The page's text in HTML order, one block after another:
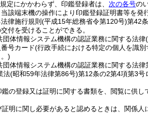
定にかかわらず、印鑑登録者は、 次の各号の
該端末機の操作により印鑑登録証明書等を発
律施行規則 (平成15年総務省令第120号)第42
付を受けることができる。
団体情報システム機構の認証業務に関する法律
号カード(行政手続における特定の個人を識
)
団体情報システム機構の認証業務に関する法
法(昭和59年法律第86号)第12条の2第4項第3号
の登録又は証明に関する書類を、閲覧に供し
明に関し必要があると認めるときは、関係人